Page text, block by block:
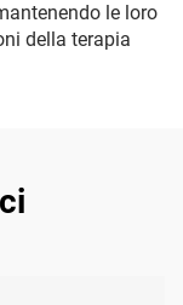
le loro
della terapia